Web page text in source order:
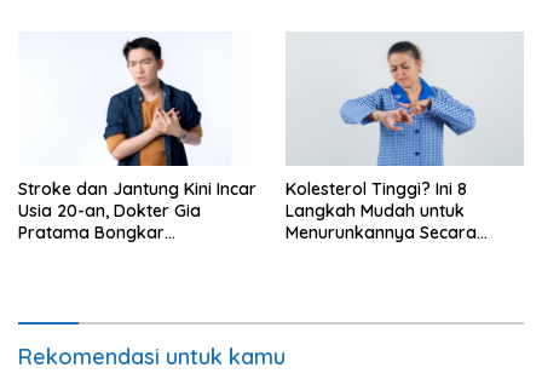
Stroke dan Jantung Kini Incar
Usia 20-an, Dokter Gia
Pratama Bongkar
Kolesterol Tinggi? Ini 8
Langkah Mudah untuk
Menurunkannya Secara
Rekomendasi untuk kamu